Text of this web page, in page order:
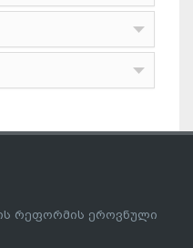
რეფორმის ეროვნული